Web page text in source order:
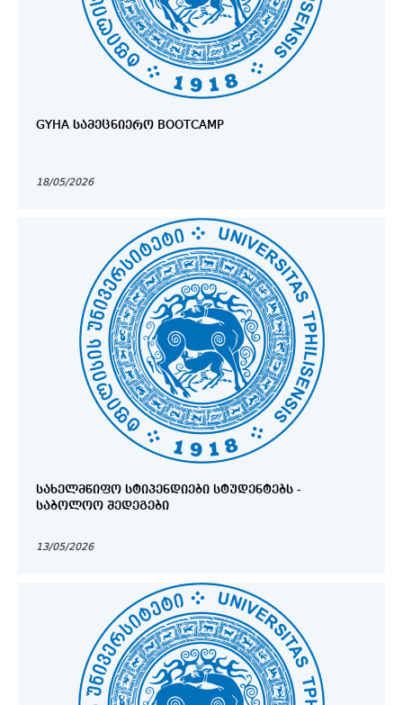
GYHA ᲡᲐᲛᲔᲪᲜᲘᲔᲠᲝ BOOTCAMP
18/05/2026
ᲡᲐᲮᲔᲚᲛᲬᲘᲤᲝ ᲡᲢᲘᲞᲔᲜᲓᲘᲔᲑᲘ ᲡᲢᲣᲓᲔᲜᲢᲔᲑᲡ -
ᲡᲐᲑᲝᲚᲝᲝ ᲨᲔᲓᲔᲒᲔᲑᲘ
13/05/2026